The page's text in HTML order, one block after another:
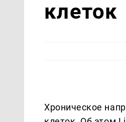
клеток
Хроническое